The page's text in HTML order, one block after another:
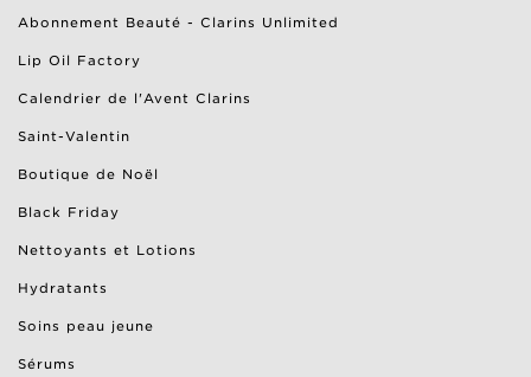
Abonnement Beauté - Clarins Unlimited
Lip Oil Factory
Calendrier de l'Avent Clarins
Saint-Valentin
Boutique de Noël
Black Friday
Nettoyants et Lotions
Hydratants
Soins peau jeune
Sérums